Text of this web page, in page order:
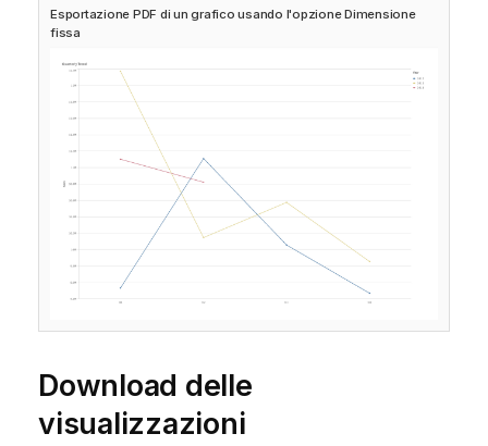
Esportazione PDF di un grafico usando l'opzione Dimensione
fissa
Download delle
visualizzazioni